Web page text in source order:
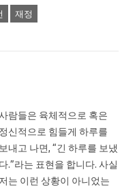
재정
람들은 육체적으로 혹은
정신적으로 힘들게 하루를
보내고 나면, “긴 하루를 보냈
다.”라는 표현을 합니다. 사실
저는 이런 상황이 아니었는